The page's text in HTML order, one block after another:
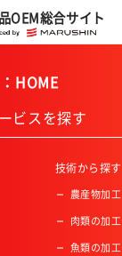
OEM総合サイト
HOME
ビスを探す
技術から探す
農産物加工
肉類の加工
魚類の加工